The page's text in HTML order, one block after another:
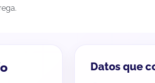
Datos que